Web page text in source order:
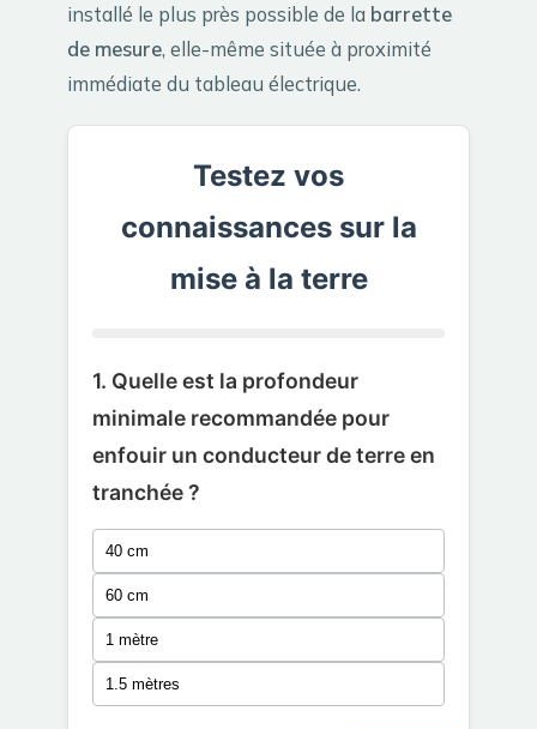
installé le plus près possible de la barrette
de mesure, elle-même située à proximité
immédiate du tableau électrique.
Testez vos
connaissances sur la
mise à la terre
1. Quelle est la profondeur
minimale recommandée pour
enfouir un conducteur de terre en
tranchée ?
40 cm
60 cm
1 mètre
1.5 mètres